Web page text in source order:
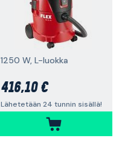
1250 W, L-luokka
416,10 €
Lähetetään 24 tunnin sisällä!